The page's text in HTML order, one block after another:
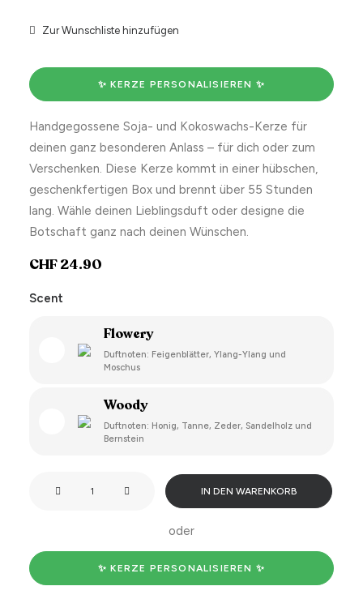
Zur Wunschliste hinzufügen
✨ KERZE PERSONALISIEREN ✨
Handgegossene Soja- und Kokoswachs-Kerze für
deinen ganz besonderen Anlass – für dich oder zum
Verschenken. Diese Kerze kommt in einer hübschen,
geschenkfertigen Box und brennt über 55 Stunden
lang. Wähle deinen Lieblingsduft oder designe die
Botschaft ganz nach deinen Wünschen.
CHF24.90
Scent
Flowery
Duftnoten: Feigenblätter, Ylang-Ylang und
Moschus
Woody
Duftnoten: Honig, Tanne, Zeder, Sandelholz und
Bernstein
it's
time
IN DEN WARENKORB
oder
✨ KERZE PERSONALISIEREN ✨